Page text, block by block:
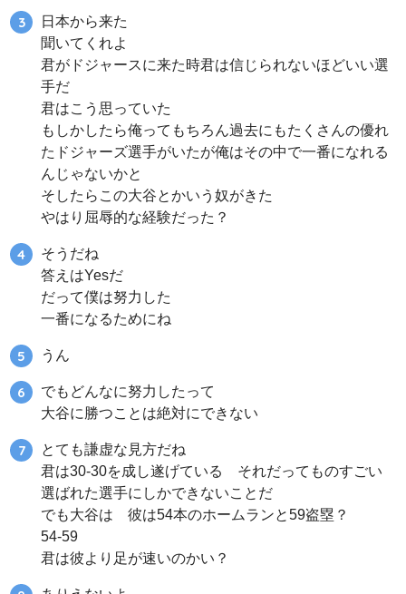
日本から来た
聞いてくれよ
君がドジャースに来た時君は信じられないほどいい選
手だ
君はこう思っていた
もしかしたら俺ってもちろん過去にもたくさんの優れ
たドジャーズ選手がいたが俺はその中で一番になれる
んじゃないかと
そしたらこの大谷とかいう奴がきた
やはり屈辱的な経験だった？
そうだね
答えはYesだ
だって僕は努力した
一番になるためにね
うん
でもどんなに努力したって
大谷に勝つことは絶対にできない
とても謙虚な見方だね
君は30-30を成し遂げている それだってものすごい
選ばれた選手にしかできないことだ
でも大谷は 彼は54本のホームランと59盗塁？
54-59
君は彼より足が速いのかい？